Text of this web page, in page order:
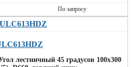
По запросу
лестничный 45 градусов 100x300